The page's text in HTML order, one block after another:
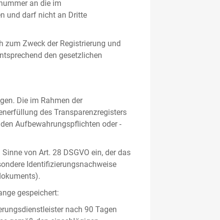
an die im
und darf nicht an Dritte
zum Zweck der Registrierung und
den gesetzlichen
Die im Rahmen der
des Transparenzregisters
Aufbewahrungspflichten oder -
von Art. 28 DSGVO ein, der das
Identifizierungsnachweise
gespeichert:
nach 90 Tagen